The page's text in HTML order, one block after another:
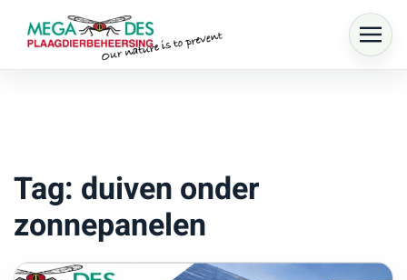
Skip to main content
Tag: duiven onder
zonnepanelen